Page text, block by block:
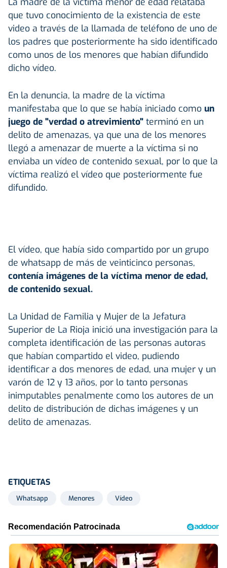
que tuvo conocimiento de la existencia de este
video a través de la llamada de teléfono de uno de
los padres que posteriormente ha sido identificado
como unos de los menores que habían difundido
dicho vídeo.
En la denuncia, la madre de la víctima
manifestaba que lo que se había iniciado como un
juego de "verdad o atrevimiento" terminó en un
delito de amenazas, ya que una de los menores
llegó a amenazar de muerte a la víctima si no
enviaba un vídeo de contenido sexual, por lo que la
víctima realizó el vídeo que posteriormente fue
difundido.
El vídeo, que había sido compartido por un grupo
de whatsapp de más de veinticinco personas,
contenía imágenes de la víctima menor de edad,
de contenido sexual.
La Unidad de Familia y Mujer de la Jefatura
Superior de La Rioja inició una investigación para la
completa identificación de las personas autoras
que habían compartido el video, pudiendo
identificar a dos menores de edad, una mujer y un
varón de 12 y 13 años, por lo tanto personas
inimputables penalmente como los autores de un
delito de distribución de dichas imágenes y un
delito de amenazas.
ETIQUETAS
Whatsapp Menores Vídeo